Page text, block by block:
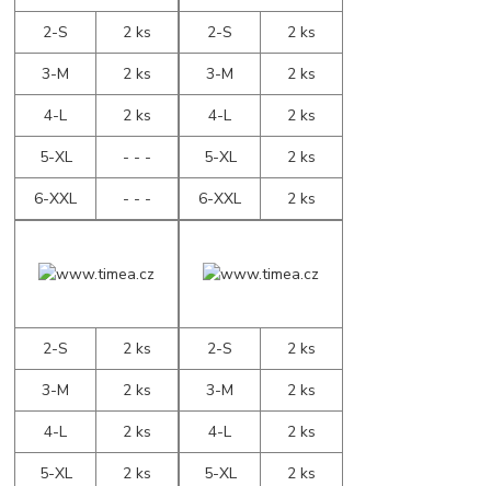
2-S
2 ks
3-M
2 ks
4-L
2 ks
5-XL
- - -
6-XXL
- - -
2-S
2 ks
3-M
2 ks
4-L
2 ks
5-XL
2 ks
6-XXL
2 ks
2-S
2 ks
3-M
2 ks
4-L
2 ks
5-XL
2 ks
2-S
2 ks
3-M
2 ks
4-L
2 ks
5-XL
2 ks